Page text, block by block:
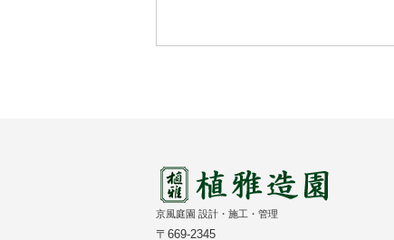
京風庭園 設計・施工・管理
〒669-2345